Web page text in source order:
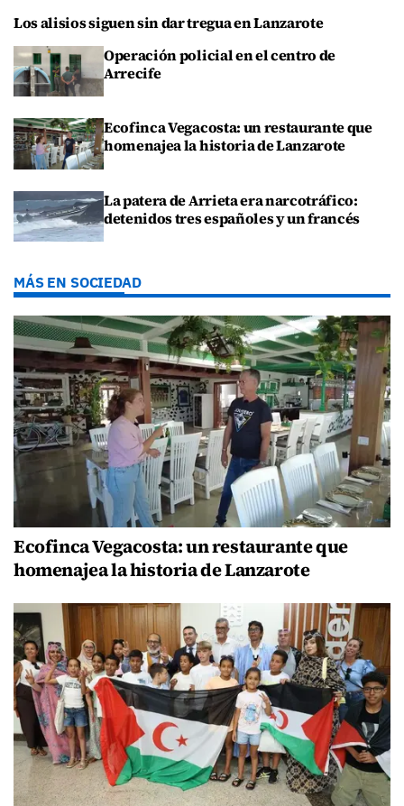
Los alisios siguen sin dar tregua en Lanzarote
Operación policial en el centro de
Arrecife
Ecofinca Vegacosta: un restaurante que
homenajea la historia de Lanzarote
La patera de Arrieta era narcotráfico:
detenidos tres españoles y un francés
MÁS EN SOCIEDAD
Ecofinca Vegacosta: un restaurante que
homenajea la historia de Lanzarote